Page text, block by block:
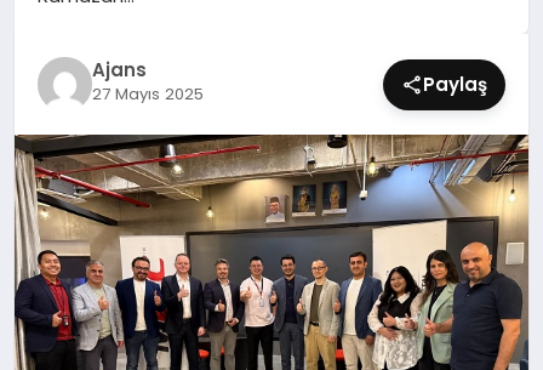
Ajans
27 Mayıs 2025 Paylaş